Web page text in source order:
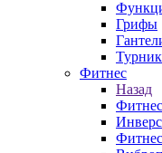
Грифы
Фитнес
Назад
Фитнес